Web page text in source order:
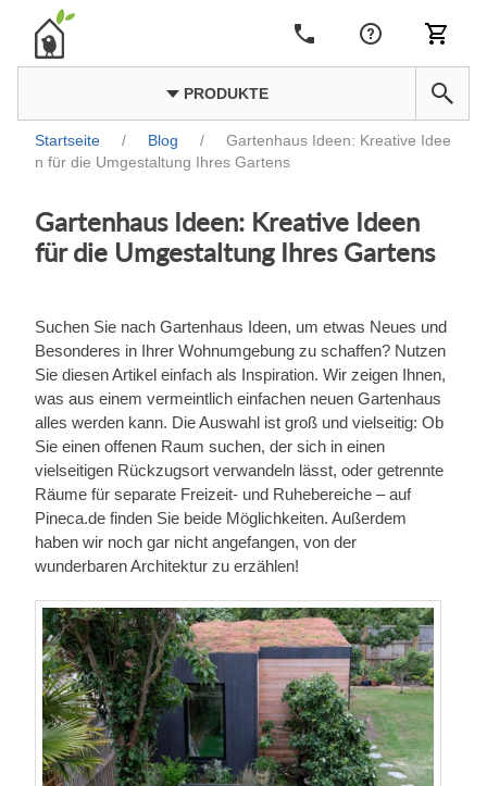
PRODUKTE
Startseite / Blog /
Gartenhaus Ideen: Kreative Idee
n für die Umgestaltung Ihres Gartens
Gartenhaus Ideen: Kreative Ideen
für die Umgestaltung Ihres Gartens
Suchen Sie nach Gartenhaus Ideen, um etwas Neues und
Besonderes in Ihrer Wohnumgebung zu schaffen? Nutzen
Sie diesen Artikel einfach als Inspiration. Wir zeigen Ihnen,
was aus einem vermeintlich einfachen neuen Gartenhaus
alles werden kann. Die Auswahl ist groß und vielseitig: Ob
Sie einen offenen Raum suchen, der sich in einen
vielseitigen Rückzugsort verwandeln lässt, oder getrennte
Räume für separate Freizeit- und Ruhebereiche – auf
Pineca.de finden Sie beide Möglichkeiten. Außerdem
haben wir noch gar nicht angefangen, von der
wunderbaren Architektur zu erzählen!